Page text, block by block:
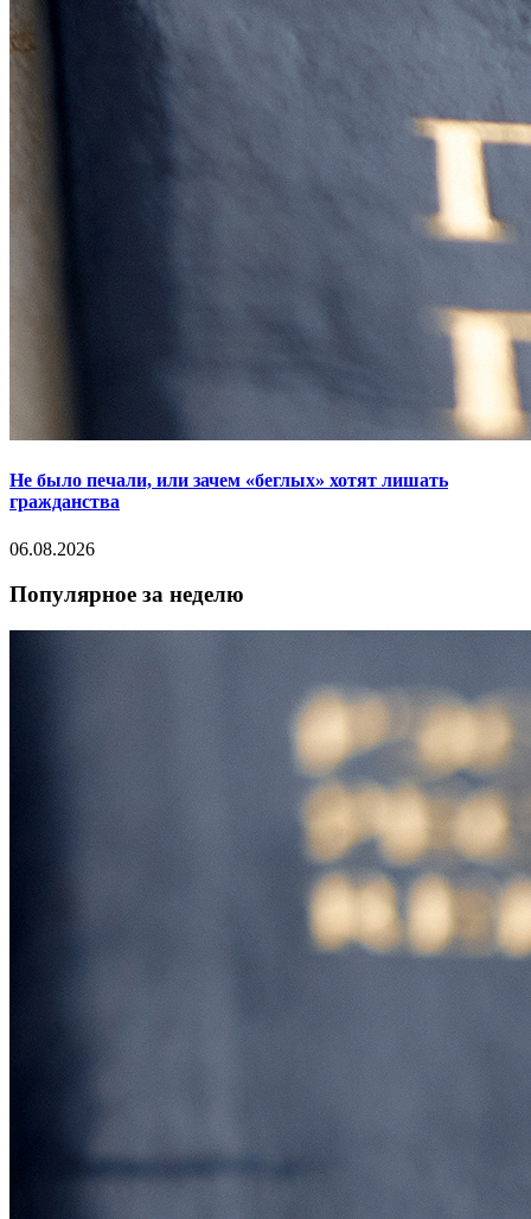
Не было печали, или зачем «беглых» хотят лишать
гражданства
06.08.2026
Популярное за неделю